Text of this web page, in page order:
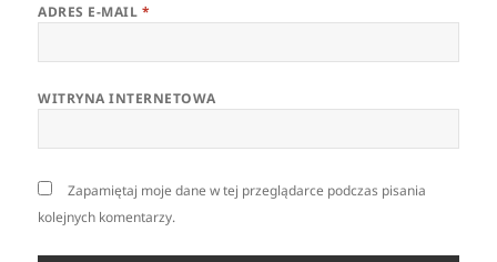
ADRES E-MAIL *
WITRYNA INTERNETOWA
Zapamiętaj moje dane w tej przeglądarce podczas pisania
kolejnych komentarzy.